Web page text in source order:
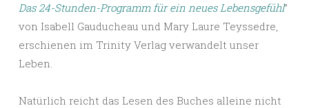
Das 24-Stunden-Programm für ein neues Lebensgefühl”
von Isabell Gauducheau und Mary Laure Teyssedre,
erschienen im Trinity Verlag verwandelt unser
Leben.
Natürlich reicht das Lesen des Buches alleine nicht